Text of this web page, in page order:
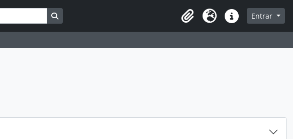
Busque na página de navegação
Idioma Atalhos Entrar